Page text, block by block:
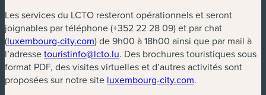
Les services du LCTO resteront opérationnels et seront
joignables par téléphone (+352 22 28 09) et par chat
(luxembourg-city.com) de 9h00 à 18h00 ainsi que par mail à
l’adressetouristinfo@lcto.lu. Des brochures touristiques sous
format PDF, des visites virtuelles et d’autres activités sont
proposées sur notre site luxembourg-city.com.